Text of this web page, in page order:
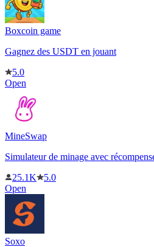
Boxcoin game
Gagnez des USDT en jouant
5.0
Open
MineSwap
Simulateur de minage avec
25.1K
5.0
Open
Soxo